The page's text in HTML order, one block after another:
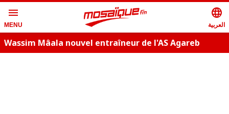
menu
MENU
language
العربية
Wassim Mâala nouvel entraîneur de l'AS Agareb